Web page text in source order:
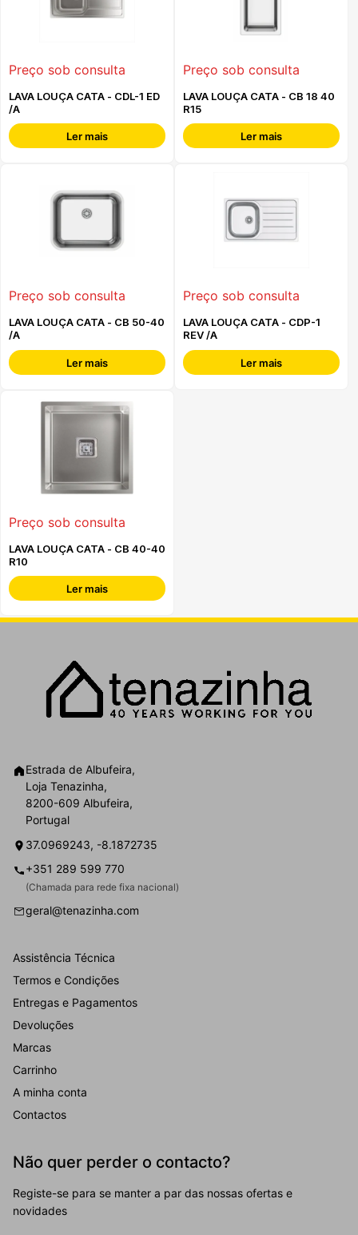
Preço sob consulta
LAVA LOUÇA CATA - CDL-1 ED
/A
Ler mais
Preço sob consulta
LAVA LOUÇA CATA - CB 18 40
R15
Ler mais
Preço sob consulta
LAVA LOUÇA CATA - CB 50-40
/A
Ler mais
Preço sob consulta
LAVA LOUÇA CATA - CDP-1
REV /A
Ler mais
Preço sob consulta
LAVA LOUÇA CATA - CB 40-40
R10
Ler mais
Estrada de Albufeira,
Loja Tenazinha,
8200-609 Albufeira,
Portugal
37.0969243, -8.1872735
+351 289 599 770
(Chamada para rede fixa nacional)
geral@tenazinha.com
Assistência Técnica
Termos e Condições
Entregas e Pagamentos
Devoluções
Marcas
Carrinho
A minha conta
Contactos
Não quer perder o contacto?
Registe-se para se manter a par das nossas ofertas e
novidades